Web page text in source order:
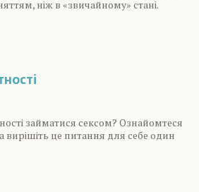
ніж в «звичайному» стані.
займатися сексом? Ознайомтеся
вирішіть це питання для себе один